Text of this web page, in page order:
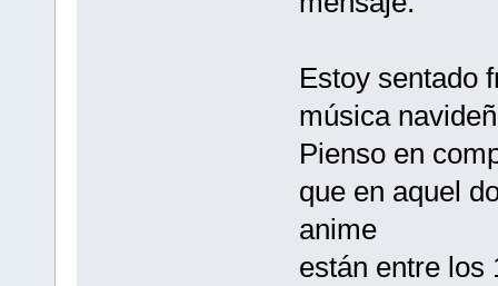
Estoy sentado
música
Pienso en
que en aquel
anime
están entre los